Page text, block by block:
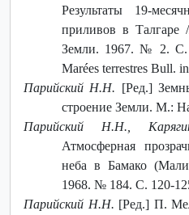
Результаты 19-
приливов в
Земли. 1967. № 2. С.
Marées terrestres Bull.
Парийский Н.Н. [Ред.]
строение Земли. М.:
Парийский Н.Н.,
Атмосферная
неба в Бамако
1968. № 184. С. 120-
Парийский Н.Н. [Ред.] П.